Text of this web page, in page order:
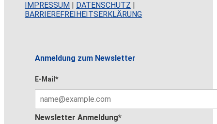
IMPRESSUM
DATENSCHUTZ
BARRIEREFREIHEITSERKLÄRUNG
Anmeldung zum Newsletter
E-Mail*
Newsletter Anmeldung*